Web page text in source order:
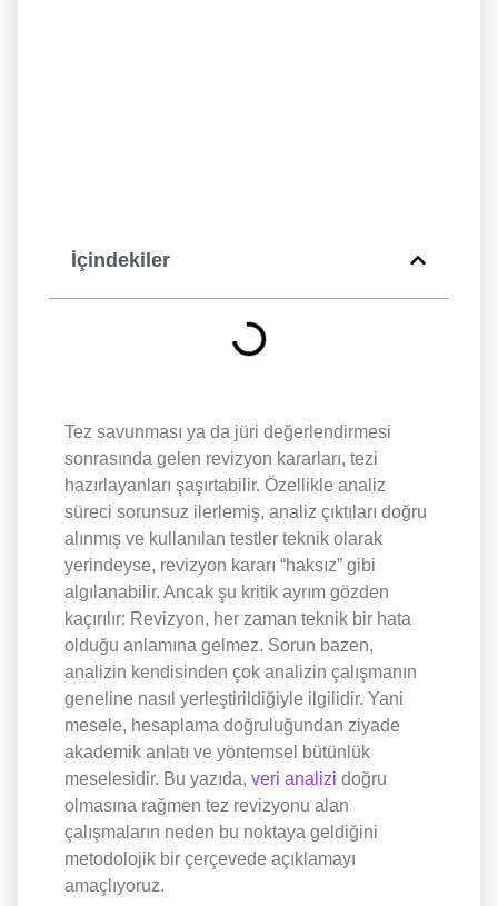
İçindekiler
Tez savunması ya da jüri değerlendirmesi
sonrasında gelen revizyon kararları, tezi
hazırlayanları şaşırtabilir. Özellikle analiz
süreci sorunsuz ilerlemiş, analiz çıktıları doğru
alınmış ve kullanılan testler teknik olarak
yerindeyse, revizyon kararı “haksız” gibi
algılanabilir. Ancak şu kritik ayrım gözden
kaçırılır: Revizyon, her zaman teknik bir hata
olduğu anlamına gelmez. Sorun bazen,
analizin kendisinden çok analizin çalışmanın
geneline nasıl yerleştirildiğiyle ilgilidir. Yani
mesele, hesaplama doğruluğundan ziyade
akademik anlatı ve yöntemsel bütünlük
meselesidir. Bu yazıda, veri analizi doğru
olmasına rağmen tez revizyonu alan
çalışmaların neden bu noktaya geldiğini
metodolojik bir çerçevede açıklamayı
amaçlıyoruz.